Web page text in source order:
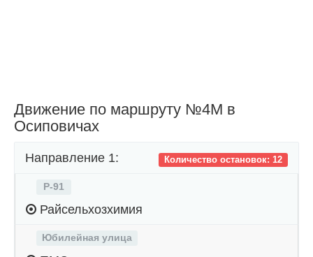
Движение по маршруту №4М в
Осиповичах
Количество остановок: 12
Направление 1:
Р-91
Райсельхозхимия
Юбилейная улица